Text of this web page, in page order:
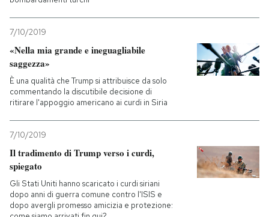
SHOP
CALENDARIO
AREA PERSONALE
Entra
7/10/2019
«Nella mia grande e ineguagliabile
saggezza»
È una qualità che Trump si attribuisce da solo
commentando la discutibile decisione di
ritirare l'appoggio americano ai curdi in Siria
7/10/2019
Il tradimento di Trump verso i curdi,
spiegato
Gli Stati Uniti hanno scaricato i curdi siriani
dopo anni di guerra comune contro l'ISIS e
dopo avergli promesso amicizia e protezione: